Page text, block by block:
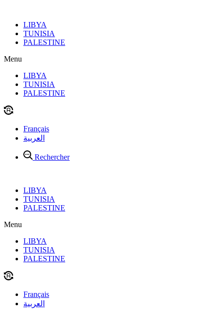
contenuLIBYA
TUNISIA
PALESTINE
Menu
LIBYA
TUNISIA
PALESTINE
Français
العربية
Rechercher
LIBYA
TUNISIA
PALESTINE
Menu
LIBYA
TUNISIA
PALESTINE
Français
العربية